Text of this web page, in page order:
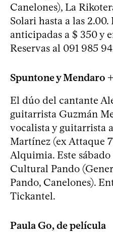
Canelones), La
Solari hasta a las
anticipadas a $ 350 y
Reservas al 091 985
Spuntone y Mendaro
El dúo del cantante
guitarrista Guzmán
vocalista y guitarrista
Martínez (ex Attaque
Alquimia. Este
Cultural Pando
Pando, Canelones).
Tickantel.
Paula Go, de película